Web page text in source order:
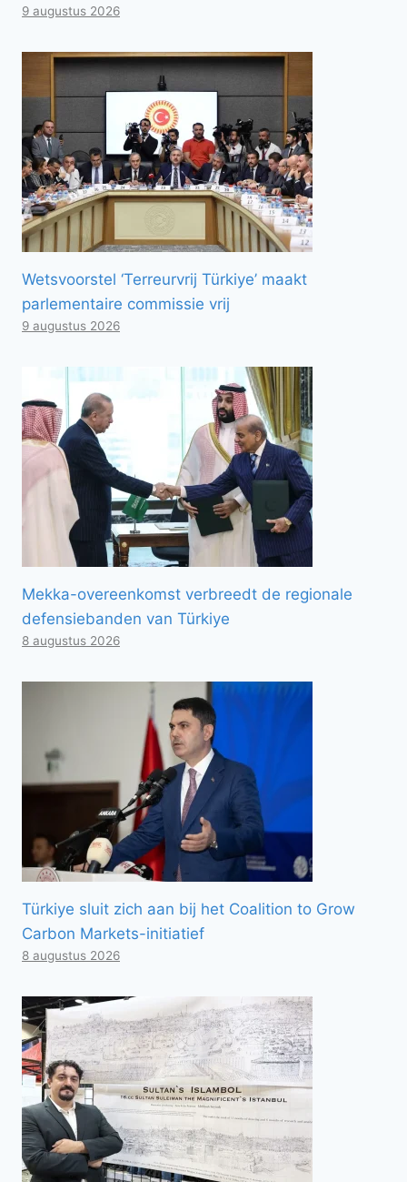
9 augustus 2026
Wetsvoorstel ‘Terreurvrij Türkiye’ maakt
parlementaire commissie vrij
9 augustus 2026
Mekka-overeenkomst verbreedt de regionale
defensiebanden van Türkiye
8 augustus 2026
Türkiye sluit zich aan bij het Coalition to Grow
Carbon Markets-initiatief
8 augustus 2026